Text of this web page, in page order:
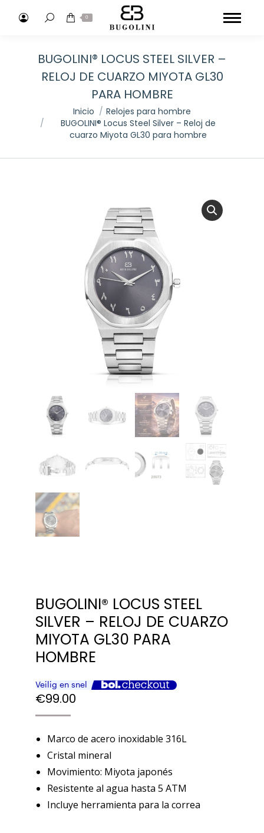
Buscar: 0
BUGOLINI® LOCUS STEEL SILVER –
RELOJ DE CUARZO MIYOTA GL30
PARA HOMBRE
Estás aquí:Inicio
Relojes para hombre
BUGOLINI® Locus Steel Silver – Reloj de
cuarzo Miyota GL30 para hombre
BUGOLINI® LOCUS STEEL
SILVER – RELOJ DE CUARZO
MIYOTA GL30 PARA
HOMBRE
€99.00
Marco de acero inoxidable 316L
Cristal mineral
Movimiento: Miyota japonés
Resistente al agua hasta 5 ATM
Incluye herramienta para la correa